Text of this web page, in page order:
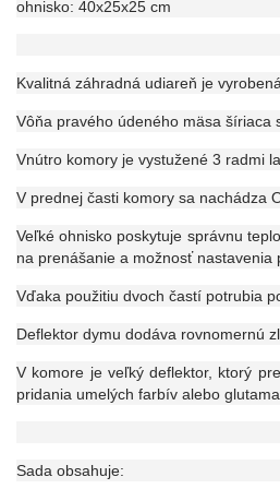
ohnisko: 40x25x25 cm
Kvalitná záhradná udiareň je
Vôňa pravého údeného mäsa šíriaca
Vnútro komory je vystužené 3 radmi
V prednej časti komory sa nachádza
Veľké ohnisko poskytuje správnu
na prenášanie a možnosť nastavenia
Vďaka použitiu dvoch častí potrubia
Deflektor dymu dodáva rovnomernú
V komore je veľký deflektor, ktorý
pridania umelých farbív alebo
Sada obsahuje: